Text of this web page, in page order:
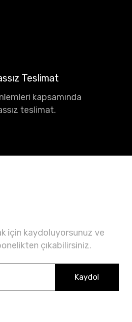
Teslimat
kapsamında
teslimat.
için kaydoluyorsunuz ve
çıkabilirsiniz.
Kaydol